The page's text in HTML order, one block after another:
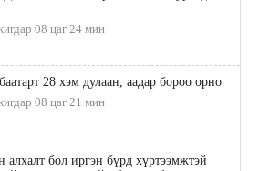
08 цаг 24 мин
28 хэм дулаан, аадар бороо орно
08 цаг 21 мин
алхалт бол иргэн бүрд хүртээмжтэй